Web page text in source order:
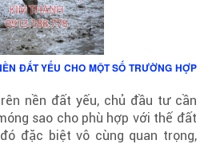
ĐẤT YẾU CHO MỘT SỐ TRƯỜNG HỢP
nền đất yếu, chủ đầu tư cần
sao cho phù hợp với thế đất
đặc biệt vô cùng quan trọng,